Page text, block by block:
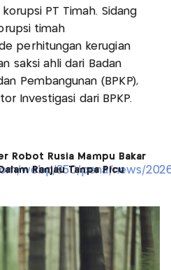
PT Timah. Sidang
timah
perhitungan kerugian
saksi ahli dari Badan
Pembangunan (BPKP),
Investigasi dari BPKP.
Robot Rusia Mampu Bakar
Ranjau Tanpa Picu